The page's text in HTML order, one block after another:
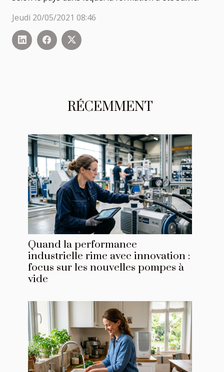
Jeudi 20/05/2021 08:46
RÉCEMMENT
Quand la performance
industrielle rime avec innovation :
focus sur les nouvelles pompes à
vide